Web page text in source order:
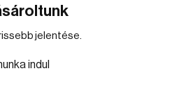
jelentése.